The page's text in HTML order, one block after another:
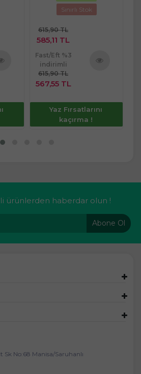
Sınırlı Stok
615,90 TL
585,11 TL
Fast/Eft %3
indirimli
615,90 TL
567,55 TL
Yaz Fırsatlarını
kaçırma !
ürünlerden haberdar olun !
Abone Ol
Sk No:68 Manisa/Saruhanlı